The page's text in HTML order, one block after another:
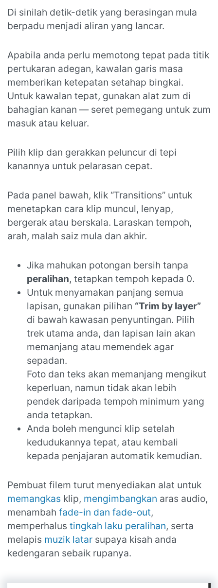
Di sinilah detik-detik yang berasingan mula
berpadu menjadi aliran yang lancar.
Apabila anda perlu memotong tepat pada titik
pertukaran adegan, kawalan garis masa
memberikan ketepatan setahap bingkai.
Untuk kawalan tepat, gunakan alat zum di
bahagian kanan — seret pemegang untuk zum
masuk atau keluar.
Pilih klip dan gerakkan peluncur di tepi
kanannya untuk pelarasan cepat.
Pada panel bawah, klik “Transitions” untuk
menetapkan cara klip muncul, lenyap,
bergerak atau berskala. Laraskan tempoh,
arah, malah saiz mula dan akhir.
Jika mahukan potongan bersih tanpa
peralihan, tetapkan tempoh kepada 0.
Untuk menyamakan panjang semua
lapisan, gunakan pilihan “Trim by layer”
di bawah kawasan penyuntingan. Pilih
trek utama anda, dan lapisan lain akan
memanjang atau memendek agar
sepadan.
Foto dan teks akan memanjang mengikut
keperluan, namun tidak akan lebih
pendek daripada tempoh minimum yang
anda tetapkan.
Anda boleh mengunci klip setelah
kedudukannya tepat, atau kembali
kepada penjajaran automatik kemudian.
Pembuat filem turut menyediakan alat untuk
memangkas klip, mengimbangkan aras audio,
menambah fade-in dan fade-out,
memperhalus tingkah laku peralihan, serta
melapis muzik latar supaya kisah anda
kedengaran sebaik rupanya.